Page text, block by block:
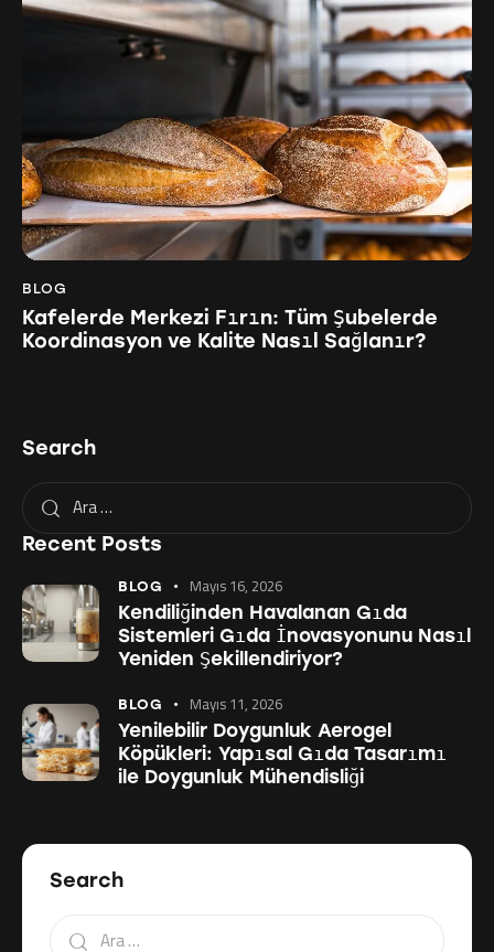
BLOG
Kafelerde Merkezi Fırın: Tüm Şubelerde
Koordinasyon ve Kalite Nasıl Sağlanır?
Search
Recent Posts
BLOG Mayıs 16, 2026
Kendiliğinden Havalanan Gıda
Sistemleri Gıda İnovasyonunu Nasıl
Yeniden Şekillendiriyor?
BLOG Mayıs 11, 2026
Yenilebilir Doygunluk Aerogel
Köpükleri: Yapısal Gıda Tasarımı
ile Doygunluk Mühendisliği
Search